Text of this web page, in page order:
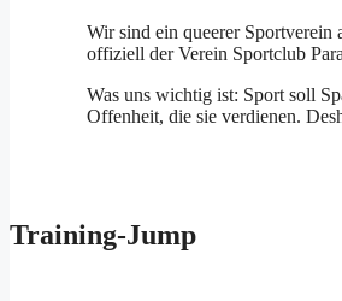
Wir sind ein queerer Sportverein
offiziell der Verein Sportclub
Was uns wichtig ist: Sport soll
Offenheit, die sie verdienen.
Training-Jump